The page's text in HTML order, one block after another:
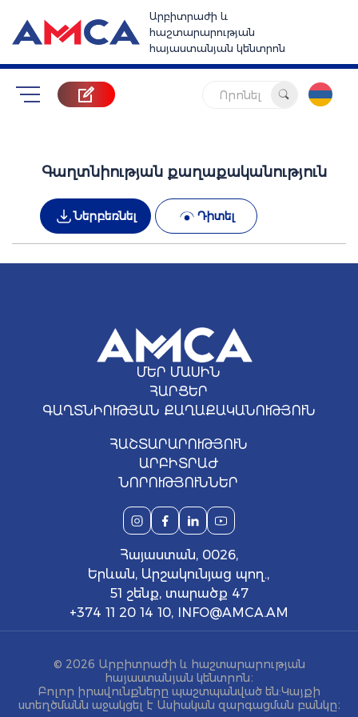
Արբիտրաժի և
հաշտարարության
հայաստանյան կենտրոն
Որոնել
Գաղտնիության քաղաքականություն
Ներբեռնել Դիտել
ՄԵՐ ՄԱՍԻՆ
ՀԱՐՑԵՐ
ԳԱՂՏՆԻՈՒԹՅԱՆ ՔԱՂԱՔԱԿԱՆՈՒԹՅՈՒՆ
ՀԱՇՏԱՐԱՐՈՒԹՅՈՒՆ
ԱՐԲԻՏՐԱԺ
ՆՈՐՈՒԹՅՈՒՆՆԵՐ
Հայաստան, 0026,
Երևան, Արշակունյաց պող.,
51 շենք, տարածք 47
+374 11 20 14 10, INFO@AMCA.AM
© 2026 Արբիտրաժի և հաշտարարության
հայաստանյան կենտրոն։
Բոլոր իրավունքները պաշտպանված են: Կայքի
ստեղծմանն աջակցել է Ասիական զարգացման բանկը։